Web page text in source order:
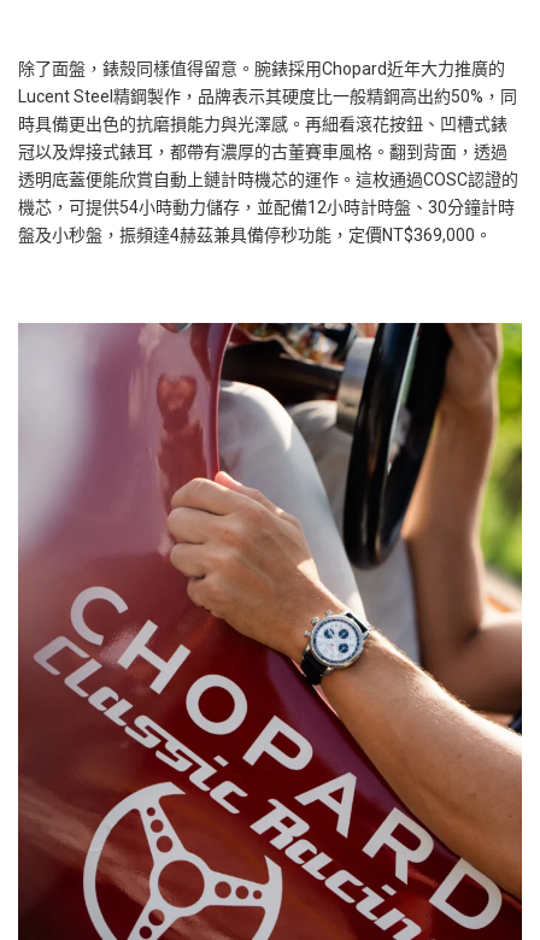
除了面盤，錶殼同樣值得留意。腕錶採用Chopard近年大力推廣的
Lucent Steel精鋼製作，品牌表示其硬度比一般精鋼高出約50%，同
時具備更出色的抗磨損能力與光澤感。再細看滾花按鈕、凹槽式錶
冠以及焊接式錶耳，都帶有濃厚的古董賽車風格。翻到背面，透過
透明底蓋便能欣賞自動上鏈計時機芯的運作。這枚通過COSC認證的
機芯，可提供54小時動力儲存，並配備12小時計時盤、30分鐘計時
盤及小秒盤，振頻達4赫茲兼具備停秒功能，定價NT$369,000。